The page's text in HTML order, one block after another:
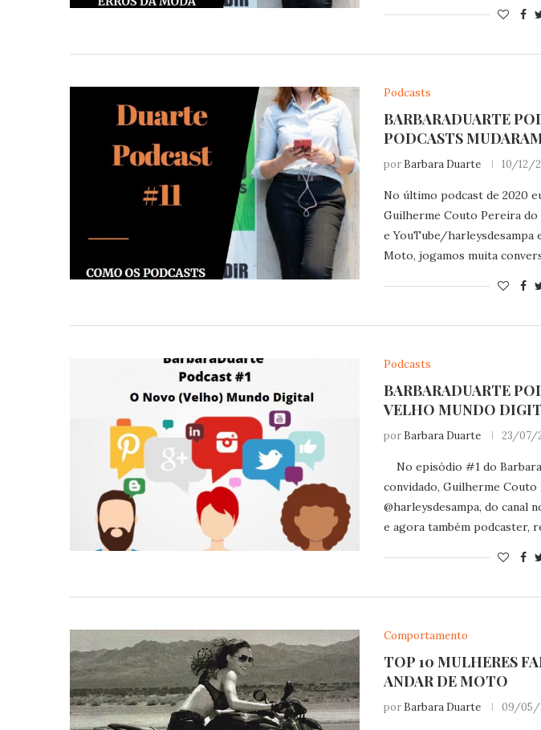
Podcasts
BARBARADUARTE
PODCASTS
por Barbara Duarte 10/12/
No último podcast de 2020
Guilherme Couto Pereira do
e YouTube/harleysdesampa
Moto, jogamos muita
Podcasts
BARBARADUARTE
VELHO MUNDO
por Barbara Duarte 23/07/
No episódio #1 do
convidado, Guilherme
@harleysdesampa, do canal
e agora também podcaster,
Comportamento
TOP 10 MULHERES
ANDAR DE MOTO
por Barbara Duarte 09/05/